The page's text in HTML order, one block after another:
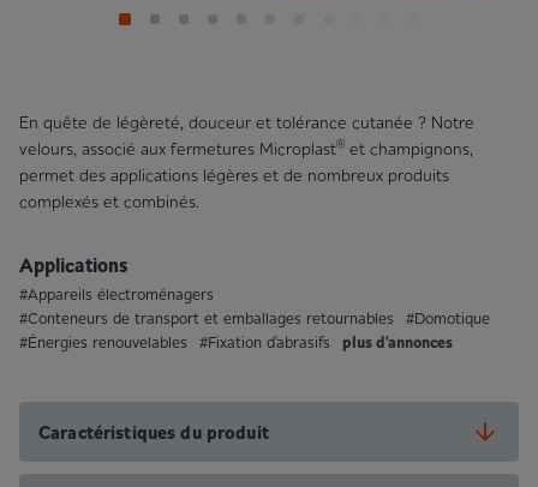
En quête de légèreté, douceur et tolérance cutanée ? Notre
velours, associé aux fermetures Microplast® et champignons,
permet des applications légères et de nombreux produits
complexés et combinés.
Applications
#Appareils électroménagers
#Conteneurs de transport et emballages retournables
#Domotique
#Énergies renouvelables
#Fixation d'abrasifs plus d'annonces
Caractéristiques du produit